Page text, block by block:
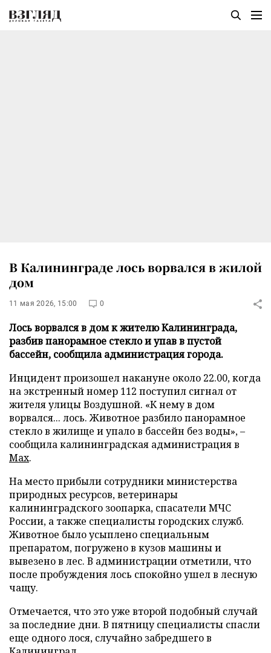
В Калининграде лось ворвался в жилой
дом
11 мая 2026, 15:00 0
Лось ворвался в дом к жителю Калининграда,
разбив панорамное стекло и упав в пустой
бассейн, сообщила администрация города.
Инцидент произошел накануне около 22.00, когда
на экстренный номер 112 поступил сигнал от
жителя улицы Воздушной. «К нему в дом
ворвался... лось. Животное разбило панорамное
стекло в жилище и упало в бассейн без воды», –
сообщила калининградская администрация в
Max.
На место прибыли сотрудники министерства
природных ресурсов, ветеринары
калининградского зоопарка, спасатели МЧС
России, а также специалисты городских служб.
Животное было усыплено специальным
препаратом, погружено в кузов машины и
вывезено в лес. В администрации отметили, что
после пробуждения лось спокойно ушел в лесную
чащу.
Отмечается, что это уже второй подобный случай
за последние дни. В пятницу специалисты спасли
еще одного лося, случайно забредшего в